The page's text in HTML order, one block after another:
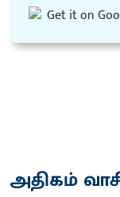
அதிகம்